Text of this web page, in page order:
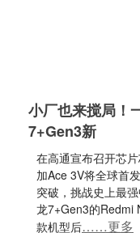
小厂也来搅局！
7+Gen3新
在高通宣布召开芯
加Ace 3V将全球首
突破，挑战史上最
龙7+Gen3的Redmi
款机型后……更多